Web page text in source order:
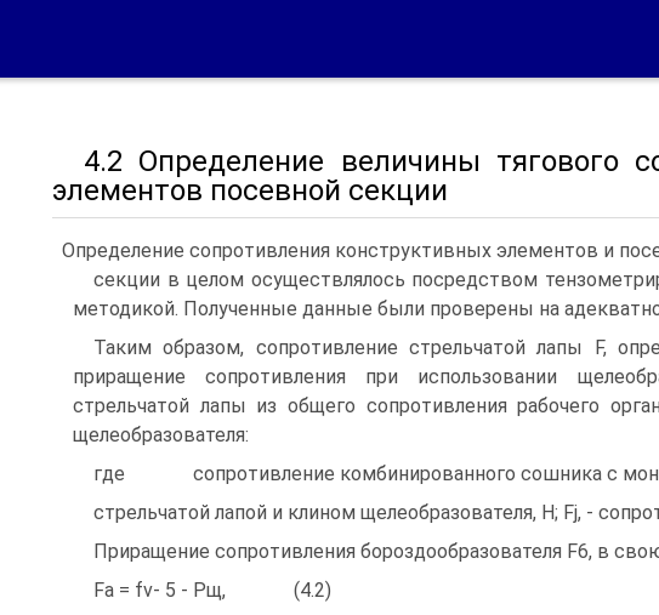
4.2 Определение величины тягового
элементов посевной секции
Определение сопротивления конструктивных элементов и
секции в целом осуществлялось посредством
методикой. Полученные данные были проверены на
Таким образом, сопротивление стрельчатой лапы F,
приращение сопротивления при использовании
стрельчатой лапы из общего сопротивления рабочего
щелеобразователя:
где сопротивление комбинированного сошника с
стрельчатой лапой и клином щелеобразователя, Н; Fj, -
Приращение сопротивления бороздообразователя F6, в
Fa = fv- 5 - Рщ, (4.2)